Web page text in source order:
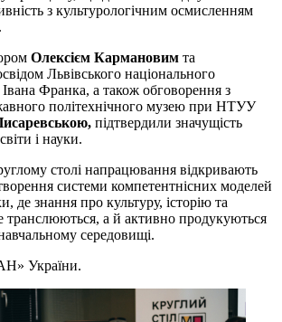
з культурологічним осмисленням
Олексієм Кармановим та
Львівського національного
Івана Франка, а також обговорення з
політехнічного музею при НТУУ
, підтвердили значущість
і науки.
столі напрацювання відкривають
системи компетентнісних моделей
де знання про культуру, історію та
транслюються, а й активно продукуються
середовищі.
України.